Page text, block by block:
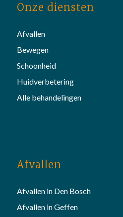
Onze diensten
Afvallen
Bewegen
Schoonheid
Huidverbetering
Alle behandelingen
Afvallen
Afvallen in Den Bosch
Afvallen in Geffen